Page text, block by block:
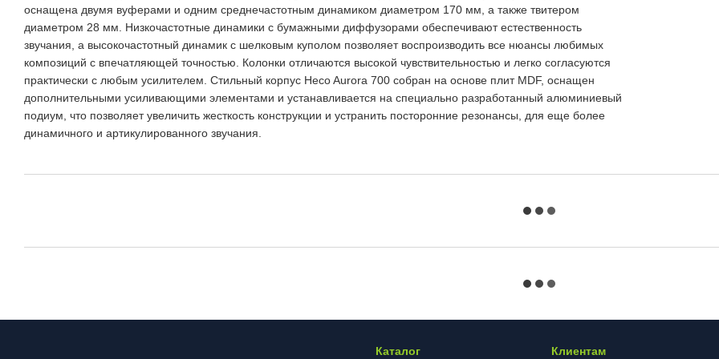
оснащена двумя вуферами и одним среднечастотным динамиком диаметром 170 мм, а также твитером
диаметром 28 мм. Низкочастотные динамики с бумажными диффузорами обеспечивают естественность
звучания, а высокочастотный динамик с шелковым куполом позволяет воспроизводить все нюансы любимых
композиций с впечатляющей точностью. Колонки отличаются высокой чувствительностью и легко согласуются
практически с любым усилителем. Стильный корпус Heco Aurora 700 собран на основе плит MDF, оснащен
дополнительными усиливающими элементами и устанавливается на специально разработанный алюминиевый
подиум, что позволяет увеличить жесткость конструкции и устранить посторонние резонансы, для еще более
динамичного и артикулированного звучания.
Каталог Клиентам